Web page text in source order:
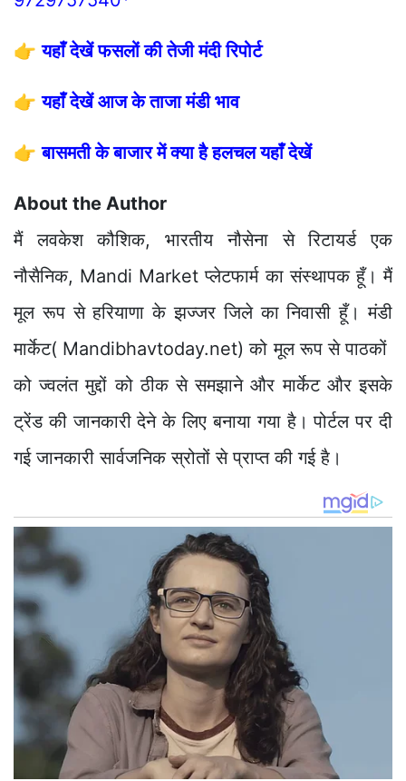
👉यहाँ देखें फसलों की तेजी मंदी रिपोर्ट
👉यहाँ देखें आज के ताजा मंडी भाव
👉बासमती के बाजार में क्या है हलचल यहाँ देखें
About the Author
मैं लवकेश कौशिक, भारतीय नौसेना से रिटायर्ड एक
नौसैनिक, Mandi Market प्लेटफार्म का संस्थापक हूँ। मैं
मूल रूप से हरियाणा के झज्जर जिले का निवासी हूँ। मंडी
मार्केट( Mandibhavtoday.net) को मूल रूप से पाठकों
को ज्वलंत मुद्दों को ठीक से समझाने और मार्केट और इसके
ट्रेंड की जानकारी देने के लिए बनाया गया है। पोर्टल पर दी
गई जानकारी सार्वजनिक स्रोतों से प्राप्त की गई है।